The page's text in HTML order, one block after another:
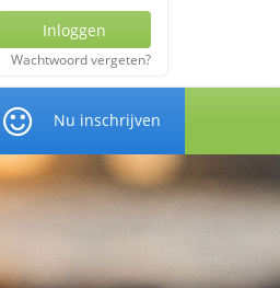
Inloggen
Wachtwoord vergeten?
Nu inschrijven